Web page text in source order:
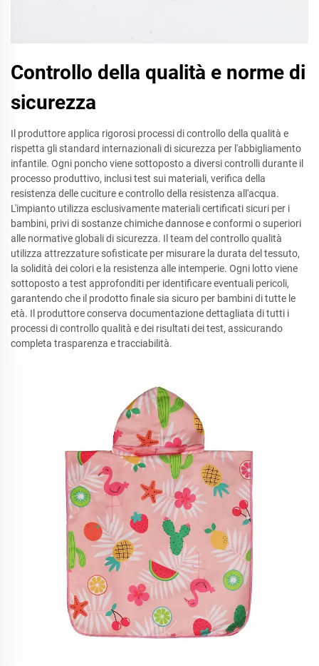
Controllo della qualità e norme di
sicurezza
Il produttore applica rigorosi processi di controllo della qualità e
rispetta gli standard internazionali di sicurezza per l'abbigliamento
infantile. Ogni poncho viene sottoposto a diversi controlli durante il
processo produttivo, inclusi test sui materiali, verifica della
resistenza delle cuciture e controllo della resistenza all'acqua.
L'impianto utilizza esclusivamente materiali certificati sicuri per i
bambini, privi di sostanze chimiche dannose e conformi o superiori
alle normative globali di sicurezza. Il team del controllo qualità
utilizza attrezzature sofisticate per misurare la durata del tessuto,
la solidità dei colori e la resistenza alle intemperie. Ogni lotto viene
sottoposto a test approfonditi per identificare eventuali pericoli,
garantendo che il prodotto finale sia sicuro per bambini di tutte le
età. Il produttore conserva documentazione dettagliata di tutti i
processi di controllo qualità e dei risultati dei test, assicurando
completa trasparenza e tracciabilità.